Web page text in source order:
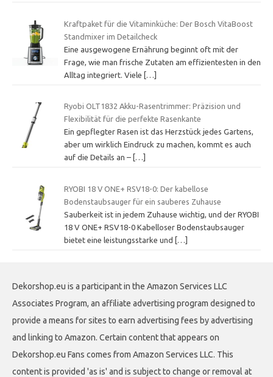
Kraftpaket für die Vitaminküche: Der Bosch VitaBoost
Standmixer im Detailcheck
Eine ausgewogene Ernährung beginnt oft mit der
Frage, wie man frische Zutaten am effizientesten in den
Alltag integriert. Viele
[…]
Ryobi OLT1832 Akku-Rasentrimmer: Präzision und
Flexibilität für die perfekte Rasenkante
Ein gepflegter Rasen ist das Herzstück jedes Gartens,
aber um wirklich Eindruck zu machen, kommt es auch
auf die Details an – […]
RYOBI 18 V ONE+ RSV18-0: Der kabellose
Bodenstaubsauger für ein sauberes Zuhause
Sauberkeit ist in jedem Zuhause wichtig, und der RYOBI
18 V ONE+ RSV18-0 Kabelloser Bodenstaubsauger
bietet eine leistungsstarke und
[…]
Dekorshop.eu is a participant in the Amazon Services LLC
Associates Program, an affiliate advertising program designed to
provide a means for sites to earn advertising fees by advertising
and linking to Amazon. Certain content that appears on
Dekorshop.eu Fans comes from Amazon Services LLC. This
content is provided 'as is' and is subject to change or removal at